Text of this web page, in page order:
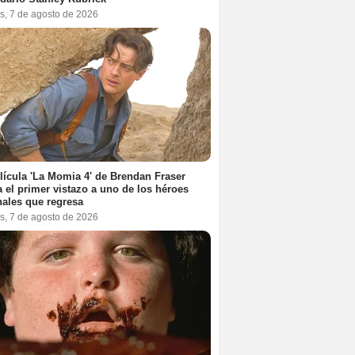
7 de agosto de 2026
'La Momia 4' de Brendan Fraser
el primer vistazo a uno de los héroes
que regresa
7 de agosto de 2026